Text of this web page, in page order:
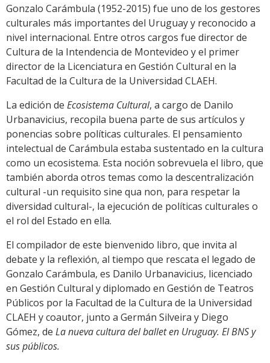
Link
Gonzalo Carámbula (1952-2015) fue uno de los gestores
culturales más importantes del Uruguay y reconocido a
nivel internacional. Entre otros cargos fue director de
Cultura de la Intendencia de Montevideo y el primer
director de la Licenciatura en Gestión Cultural en la
Facultad de la Cultura de la Universidad CLAEH.
La edición de Ecosistema Cultural, a cargo de Danilo
Urbanavicius, recopila buena parte de sus artículos y
ponencias sobre políticas culturales. El pensamiento
intelectual de Carámbula estaba sustentado en la cultura
como un ecosistema. Esta noción sobrevuela el libro, que
también aborda otros temas como la descentralización
cultural -un requisito sine qua non, para respetar la
diversidad cultural-, la ejecución de políticas culturales o
el rol del Estado en ella.
El compilador de este bienvenido libro, que invita al
debate y la reflexión, al tiempo que rescata el legado de
Gonzalo Carámbula, es Danilo Urbanavicius, licenciado
en Gestión Cultural y diplomado en Gestión de Teatros
Públicos por la Facultad de la Cultura de la Universidad
CLAEH y coautor, junto a Germán Silveira y Diego
Gómez, de La nueva cultura del ballet en Uruguay. El BNS y
sus públicos.